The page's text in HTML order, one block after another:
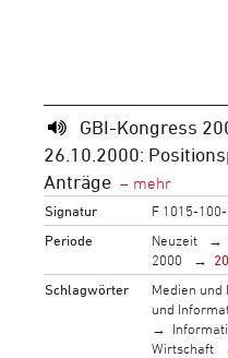
GBI-Kongress
26.10.2000:
Anträge
Signatur
F 1015-
Periode
Neuzeit
2000
Schlagwörter
Medien
und
Wirtschaft